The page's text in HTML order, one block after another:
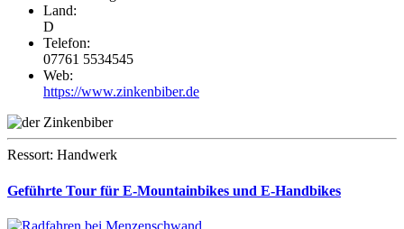
Land:
D
Telefon:
07761 5534545
Web:
https://www.zinkenbiber.de
Ressort: Handwerk
Geführte Tour für E-Mountainbikes und E-Handbikes